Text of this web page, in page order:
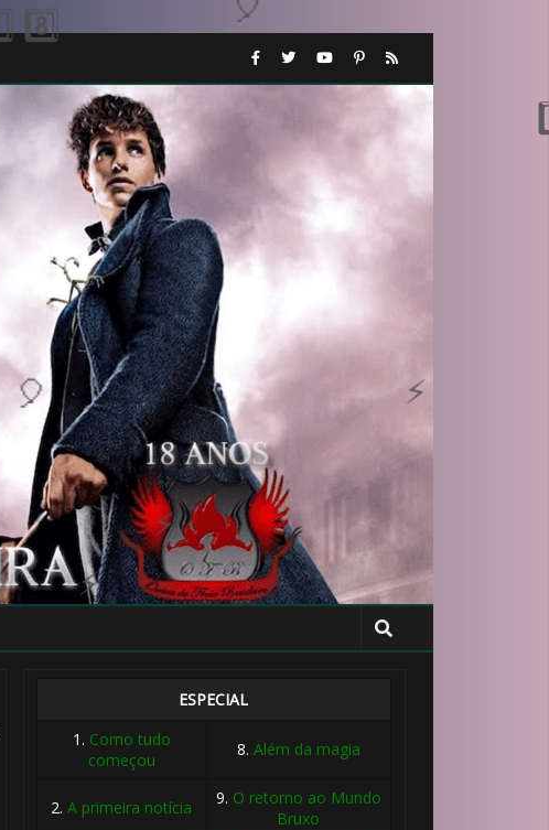
ESPECIAL
1. Como tudo
começou
8. Além da magia
2.A primeira notícia 9. O retorno ao Mundo
Bruxo